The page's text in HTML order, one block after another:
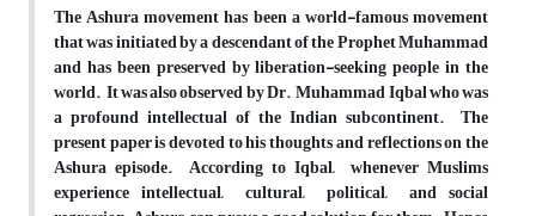
The Ashura movement has been a world-famous movement
that was initiated by a descendant of the Prophet Muhammad
and has been preserved by liberation-seeking people in the
world. It was also observed by Dr. Muhammad Iqbal who was
a profound intellectual of the Indian subcontinent. The
present paper is devoted to his thoughts and reflections on the
Ashura episode. According to Iqbal, whenever Muslims
experience intellectual, cultural, political, and social